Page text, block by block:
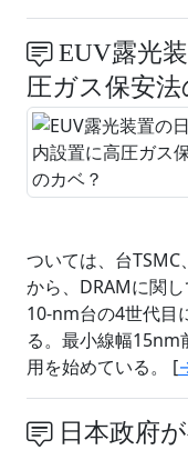
EUV露光
圧ガス保安法
ついては、台
から、DRAMに関
10-nm台の4世代目
る。最小線幅15nm
用を始めている。 [
日本政府